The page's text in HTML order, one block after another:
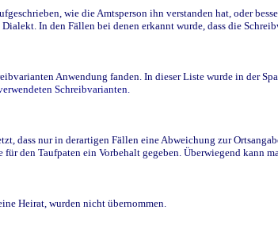
wie die Amtsperson ihn verstanden hat, oder
In den Fällen bei denen erkannt wurde, dass die
Anwendung fanden. In dieser Liste wurde in der
Schreibvarianten.
dass nur in derartigen Fällen eine Abweichung zur
den Taufpaten ein Vorbehalt gegeben. Überwiegend kann
Heirat, wurden nicht übernommen.